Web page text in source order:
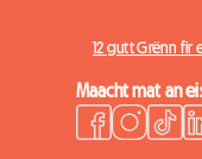
12 gutt Grënn fir
Maacht mat an